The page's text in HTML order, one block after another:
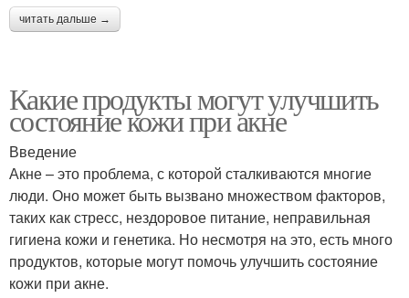
читать дальше →
Какие продукты могут улучшить
состояние кожи при акне
Введение
Акне – это проблема, с которой сталкиваются многие
люди. Оно может быть вызвано множеством факторов,
таких как стресс, нездоровое питание, неправильная
гигиена кожи и генетика. Но несмотря на это, есть много
продуктов, которые могут помочь улучшить состояние
кожи при акне.